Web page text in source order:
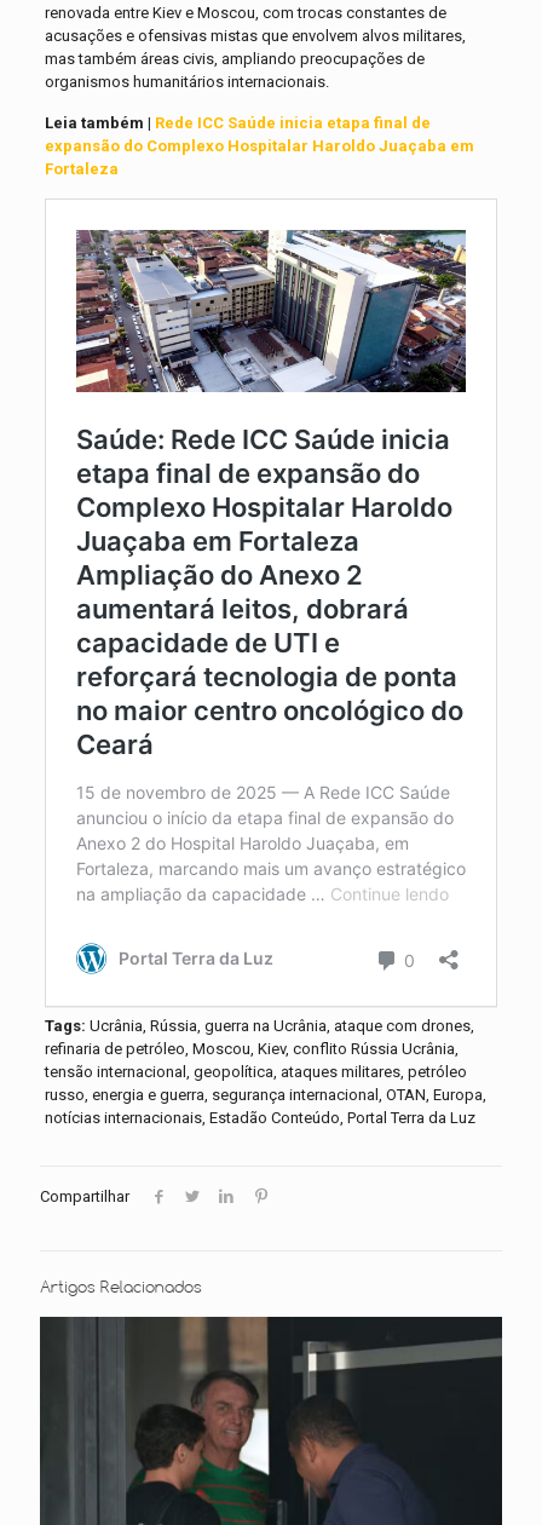
renovada entre Kiev e Moscou, com trocas constantes de
acusações e ofensivas mistas que envolvem alvos militares,
mas também áreas civis, ampliando preocupações de
organismos humanitários internacionais.
Leia também | Rede ICC Saúde inicia etapa final de
expansão do Complexo Hospitalar Haroldo Juaçaba em
Fortaleza
Tags: Ucrânia, Rússia, guerra na Ucrânia, ataque com drones,
refinaria de petróleo, Moscou, Kiev, conflito Rússia Ucrânia,
tensão internacional, geopolítica, ataques militares, petróleo
russo, energia e guerra, segurança internacional, OTAN, Europa,
notícias internacionais, Estadão Conteúdo, Portal Terra da Luz
Compartilhar
Artigos Relacionados